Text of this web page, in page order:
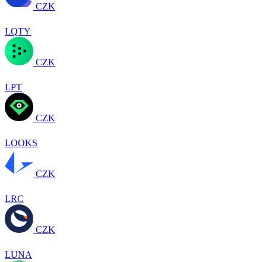
CZK
LQTY
CZK
LPT
CZK
LOOKS
CZK
LRC
CZK
LUNA